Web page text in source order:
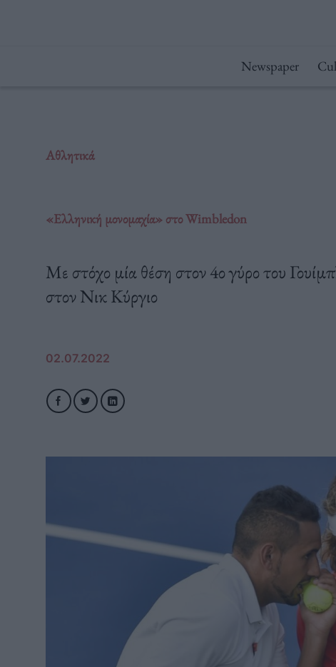
Newspaper
Αθλητικά
«Ελληνική μονομαχία» στο Wimbledon
Με στόχο μία θέση στον 4ο γύρο του
στον Νικ Κύργιο
02.07.2022